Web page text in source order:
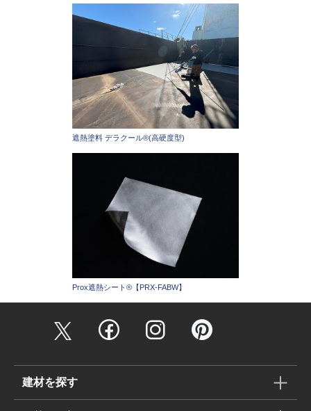
遮熱塗料 デラクール®(高硬度型)
Prox遮熱シート®【PRX-FABW】
建材を探す